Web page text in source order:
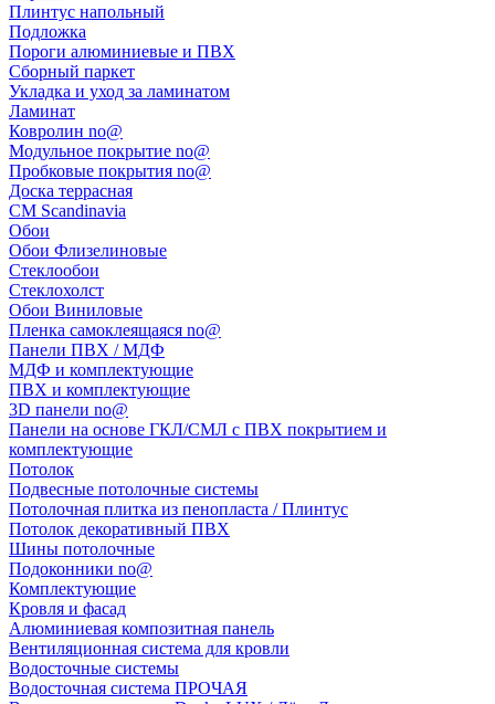
Плинтус напольный
Подложка
Пороги алюминиевые и ПВХ
Сборный паркет
Укладка и уход за ламинатом
Ламинат
Ковролин no@
Модульное покрытие no@
Пробковые покрытия no@
Доска террасная
CM Scandinavia
Обои
Обои Флизелиновые
Стеклообои
Стеклохолст
Обои Виниловые
Пленка самоклеящаяся no@
Панели ПВХ / МДФ
МДФ и комплектующие
ПВХ и комплектующие
3D панели no@
Панели на основе ГКЛ/СМЛ с ПВХ покрытием и
комплектующие
Потолок
Подвесные потолочные системы
Потолочная плитка из пенопласта / Плинтус
Потолок декоративный ПВХ
Шины потолочные
Подоконники no@
Комплектующие
Кровля и фасад
Алюминиевая композитная панель
Вентиляционная система для кровли
Водосточные системы
Водосточная система ПРОЧАЯ